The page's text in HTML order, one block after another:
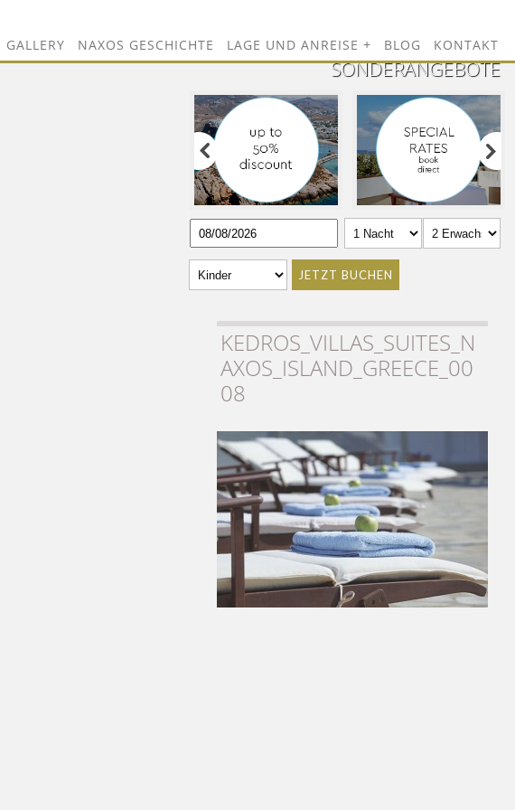
GALLERY NAXOS GESCHICHTE LAGE UND ANREISE BLOG KONTAKT
SONDERANGEBOTE
JETZT BUCHEN
KEDROS_VILLAS_SUITES_N
AXOS_ISLAND_GREECE_00
08